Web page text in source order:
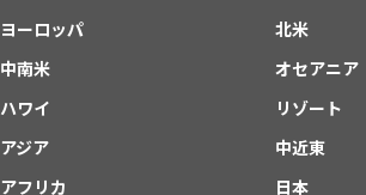
ヨーロッパ
北米
中南米
オセアニア
ハワイ
リゾート
アジア
中近東
アフリカ
日本